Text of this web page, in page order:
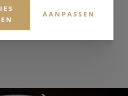
AANPASSEN